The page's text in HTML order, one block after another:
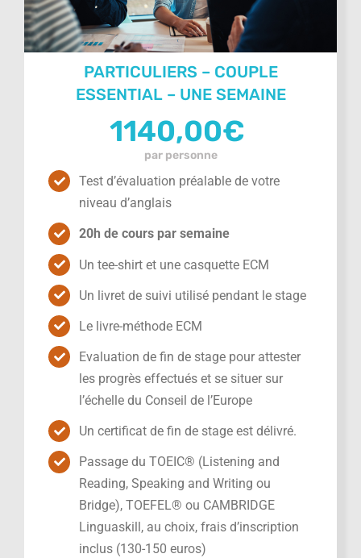
PARTICULIERS – COUPLE
ESSENTIAL – UNE SEMAINE
1140,00€
par personne
Test d’évaluation préalable de votre
niveau d’anglais
20h de cours par semaine
Un tee-shirt et une casquette ECM
Un livret de suivi utilisé pendant le stage
Le livre-méthode ECM
Evaluation de fin de stage pour attester
les progrès effectués et se situer sur
l’échelle du Conseil de l’Europe
Un certificat de fin de stage est délivré.
Passage du TOEIC® (Listening and
Reading, Speaking and Writing ou
Bridge), TOEFEL® ou CAMBRIDGE
Linguaskill, au choix, frais d’inscription
inclus (130-150 euros)